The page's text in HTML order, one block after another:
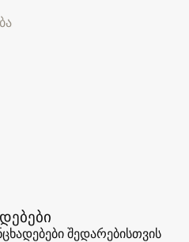
შედარებისთვის